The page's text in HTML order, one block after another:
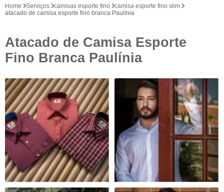
Home Serviços camisas esporte fino
camisa esporte fino slim
atacado de camisa esporte fino branca Paulínia
Atacado de Camisa Esporte
Fino Branca Paulínia